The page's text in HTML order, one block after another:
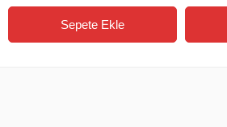
Sepete Ekle